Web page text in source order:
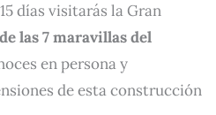
días visitarás la Gran
las 7 maravillas del
en persona y
de esta construcción